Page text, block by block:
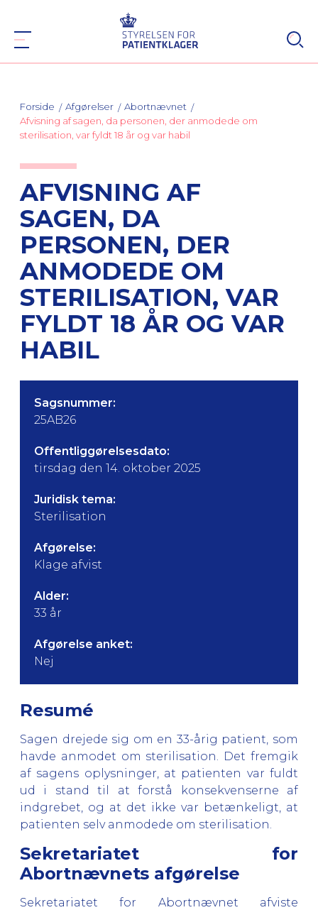
Forside Afgørelser
Abortnævnet
Afvisning af sagen, da personen, der anmodede om
sterilisation, var fyldt 18 år og var habil
AFVISNING AF
SAGEN, DA
PERSONEN, DER
ANMODEDE OM
STERILISATION, VAR
FYLDT 18 ÅR OG VAR
HABIL
Sagsnummer:
25AB26
Offentliggørelsesdato:
tirsdag den 14. oktober 2025
Juridisk tema:
Sterilisation
Afgørelse:
Klage afvist
Alder:
33 år
Afgørelse anket:
Nej
Resumé
Sagen drejede sig om en 33-årig patient, som
havde anmodet om sterilisation. Det fremgik
af sagens oplysninger, at patienten var fuldt
ud i stand til at forstå konsekvenserne af
indgrebet, og at det ikke var betænkeligt, at
patienten selv anmodede om sterilisation.
Sekretariatet for
Abortnævnets afgørelse
Sekretariatet for Abortnævnet afviste